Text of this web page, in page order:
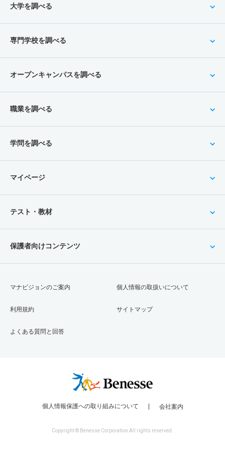
大学を調べる
専門学校を調べる
オープンキャンパスを調べる
職業を調べる
学問を調べる
マイページ
テスト・教材
保護者向けコンテンツ
マナビジョンのご案内
利用規約
よくある質問と回答
個人情報の取扱いについて
サイトマップ
個人情報保護への取り組みについて 会社案内
Copyright © Benesse Corporation All rights reserved.